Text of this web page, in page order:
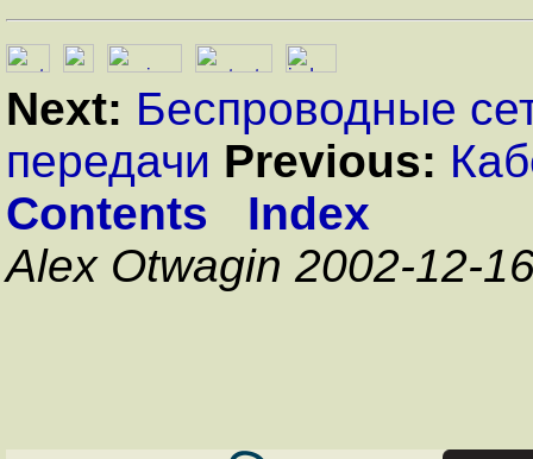
Next: Беспроводные
передачи Previous:
Contents
Index
Alex Otwagin 2002-12-